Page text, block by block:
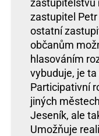
zastupitelstvu
zastupitel
ostatní
občanům
hlasováním
vybuduje, je
Participativní
jiných
Jeseník, ale
Umožňuje